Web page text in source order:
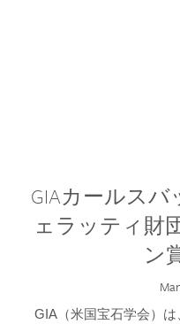
GIAカールス
ェラッティ財
ン
GIA（米国宝石学会）